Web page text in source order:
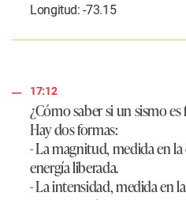
Longitud: -73.15
17:12
¿Cómo saber si un sismo
Hay dos formas:
- La magnitud, medida en
energía liberada.
- La intensidad, medida en